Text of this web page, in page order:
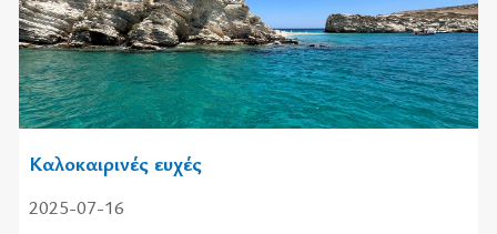
Καλοκαιρινές ευχές
2025-07-16